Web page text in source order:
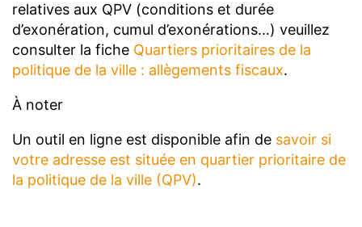
relatives aux QPV (conditions et durée
d’exonération, cumul d’exonérations…) veuillez
consulter la fiche Quartiers prioritaires de la
politique de la ville : allègements fiscaux.
À noter
Un outil en ligne est disponible afin de savoir si
votre adresse est située en quartier prioritaire de
la politique de la ville (QPV).